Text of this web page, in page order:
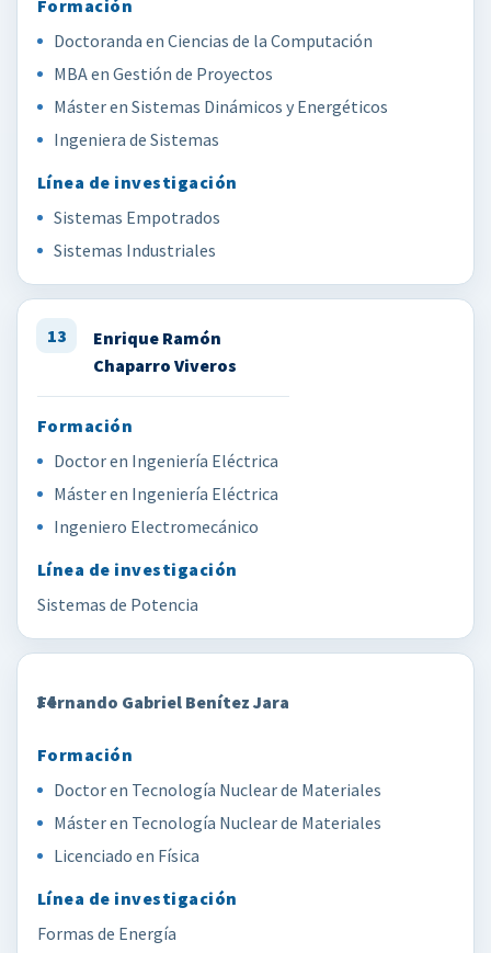
Doctoranda en Ciencias de la Computación
MBA en Gestión de Proyectos
Máster en Sistemas Dinámicos y Energéticos
Ingeniera de Sistemas
Sistemas Empotrados
Sistemas Industriales
13
Enrique Ramón
Chaparro Viveros
Doctor en Ingeniería Eléctrica
Máster en Ingeniería Eléctrica
Ingeniero Electromecánico
Sistemas de Potencia
14
Fernando Gabriel Benítez Jara
Doctor en Tecnología Nuclear de Materiales
Máster en Tecnología Nuclear de Materiales
Licenciado en Física
Formas de Energía